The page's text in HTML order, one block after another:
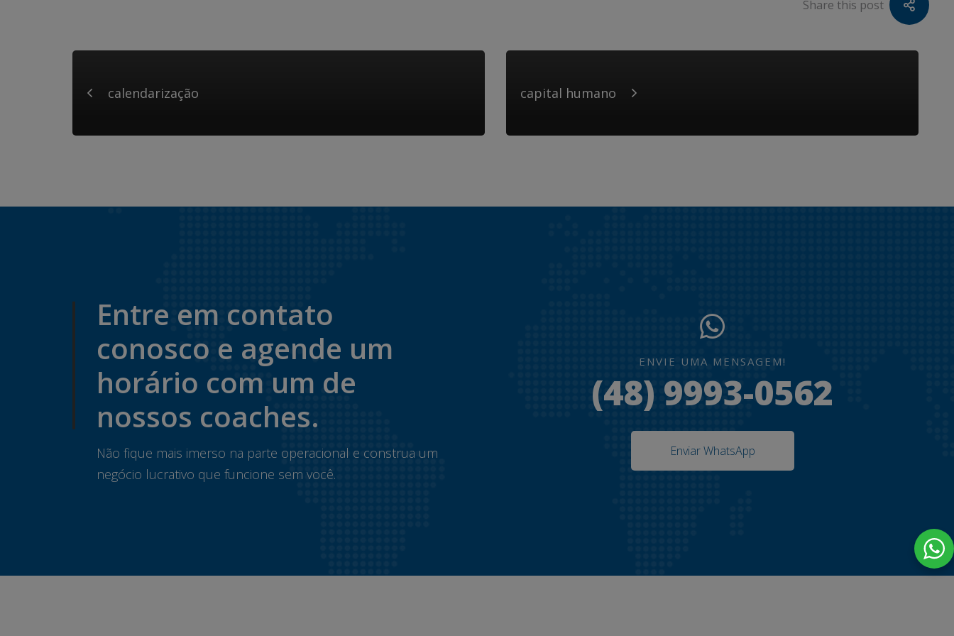
Share this post
calendarização capital humano
Entre em contato
conosco e agende um
horário com um de
nossos coaches.
Não fique mais imerso na parte operacional e construa um
negócio lucrativo que funcione sem você.
ENVIE UMA MENSAGEM!
(48) 9993-0562
Enviar WhatsApp